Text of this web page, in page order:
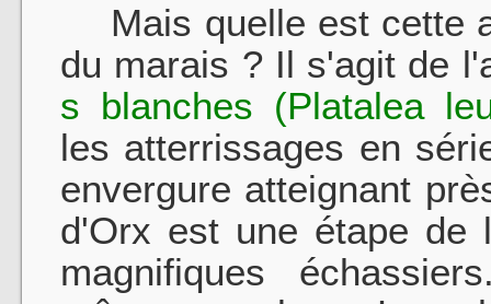
Mais quelle est cette
du marais ? Il s'agit de
s blanches (Platalea
les atterrissages en
envergure atteignant
d'Orx est une étape de
magnifiques